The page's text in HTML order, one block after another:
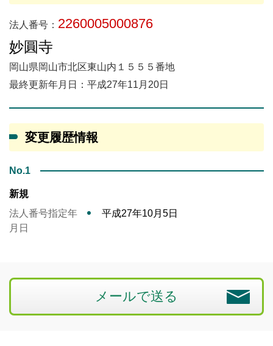
法人番号： 2260005000876
妙圓寺
岡山県岡山市北区東山内１５５５番地
最終更新年月日：平成27年11月20日
変更履歴情報
No.1
新規
法人番号指定年
月日
平成27年10月5日
メールで送る